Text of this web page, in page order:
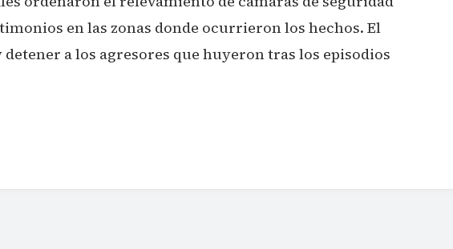
en las zonas donde ocurrieron los hechos. El
a los agresores que huyeron tras los episodios